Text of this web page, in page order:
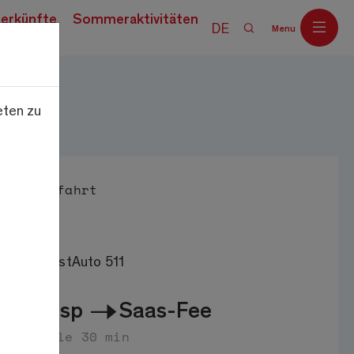
Sommeraktivitäten DE Menu
Anfahrt
PostAuto 511
Visp Saas-Fee
alle 30 min
zu